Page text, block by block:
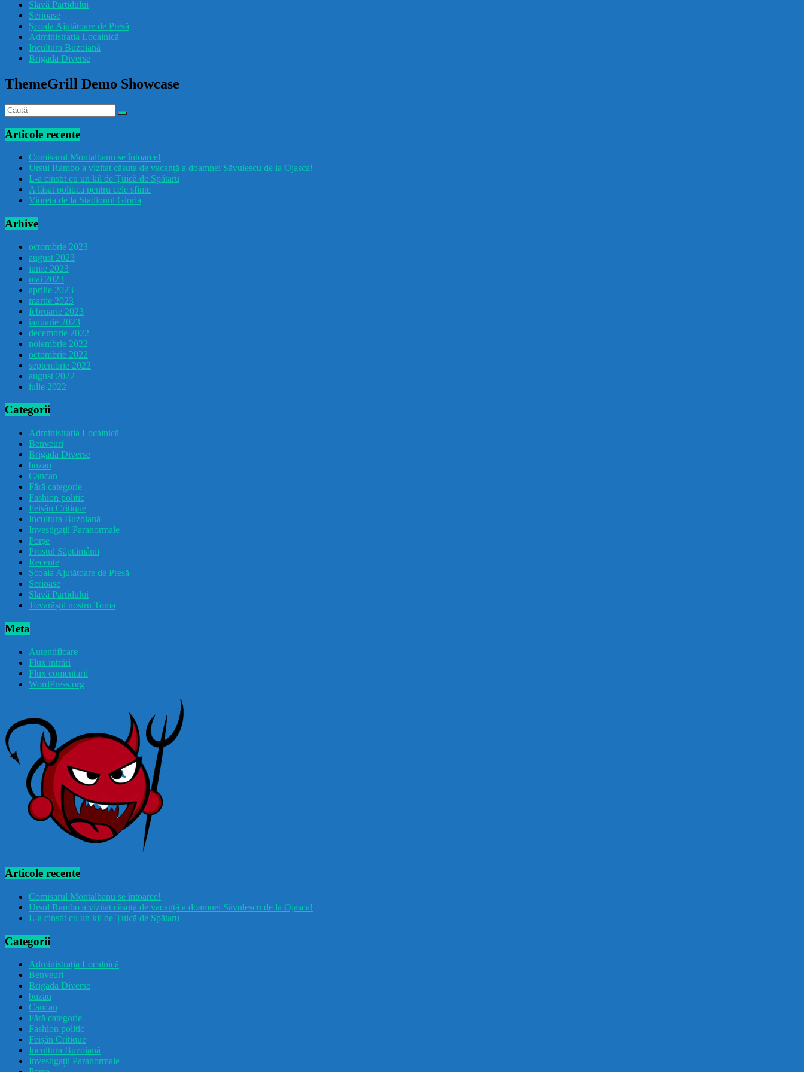
Slavă Partidului
Serioase
Școala Ajutătoare de Presă
Administrația Localnică
Incultura Buzoiană
Brigada Diverse
ThemeGrill Demo Showcase
Articole recente
Comisarul Montalbanu se întoarce!
Ursul Rambo a vizitat căsuța de vacanță a doamnei Săvulescu de la Ojasca!
L-a cinstit cu un kil de Țuică de Spătaru
A lăsat politica pentru cele sfinte
Vioreta de la Stadionul Gloria
Arhive
octombrie 2023
august 2023
iunie 2023
mai 2023
aprilie 2023
martie 2023
februarie 2023
ianuarie 2023
decembrie 2022
noiembrie 2022
octombrie 2022
septembrie 2022
august 2022
iulie 2022
Categorii
Administrația Localnică
Benveuri
Brigada Diverse
buzau
Cancan
Fără categorie
Fashion politic
Feișăn Critique
Incultura Buzoiană
Investigații Paranormale
Porșe
Prostul Săptămânii
Recente
Școala Ajutătoare de Presă
Serioase
Slavă Partidului
Tovarășul nostru Toma
Meta
Autentificare
Flux intrări
Flux comentarii
WordPress.org
Articole recente
Comisarul Montalbanu se întoarce!
Ursul Rambo a vizitat căsuța de vacanță a doamnei Săvulescu de la Ojasca!
L-a cinstit cu un kil de Țuică de Spătaru
Categorii
Administrația Localnică
Benveuri
Brigada Diverse
buzau
Cancan
Fără categorie
Fashion politic
Feișăn Critique
Incultura Buzoiană
Investigații Paranormale